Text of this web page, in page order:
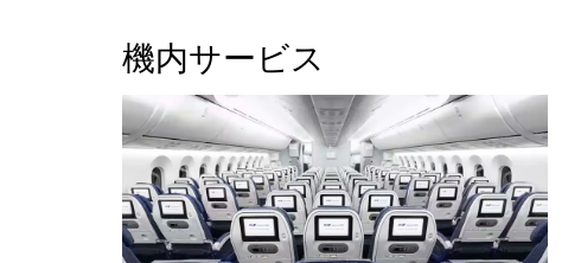
機内サービス